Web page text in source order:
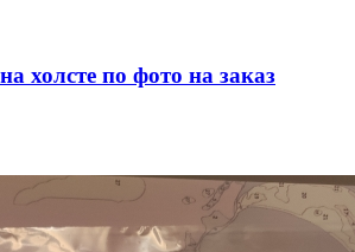
холсте по фото на заказ